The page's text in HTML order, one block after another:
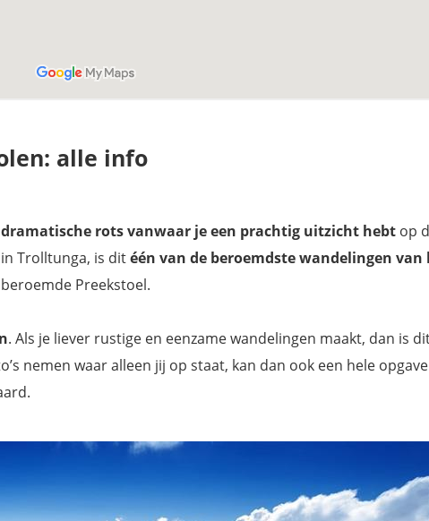
alle info
rots vanwaar je een prachtig uitzicht hebt op
Trolltunga, is ditéén van de beroemdste wandelingen
Preekstoel.
. Als je liever rustige en eenzame wandelingen maakt, dan is
nemen waar alleen jij op staat, kan dan ook een hele